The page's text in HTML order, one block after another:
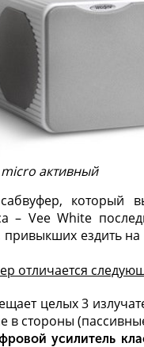
активный
который
– Vee White
привыкших ездить
отличается
целых 3
в стороны
усилитель